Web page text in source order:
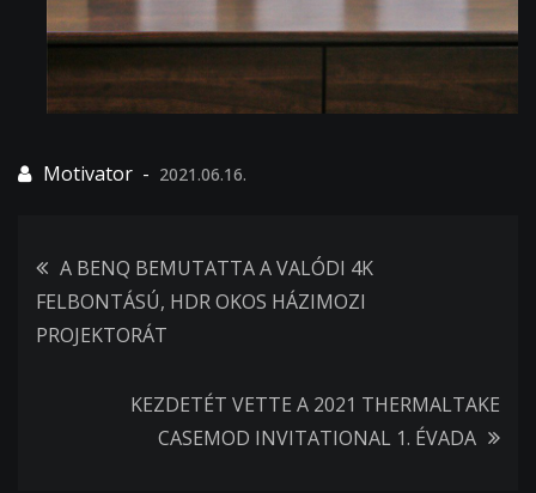
2021.06.16.
Bejegyzés
navigáció
A BENQ BEMUTATTA A VALÓDI 4K
FELBONTÁSÚ, HDR OKOS HÁZIMOZI
PROJEKTORÁT
KEZDETÉT VETTE A 2021 THERMALTAKE
CASEMOD INVITATIONAL 1. ÉVADA